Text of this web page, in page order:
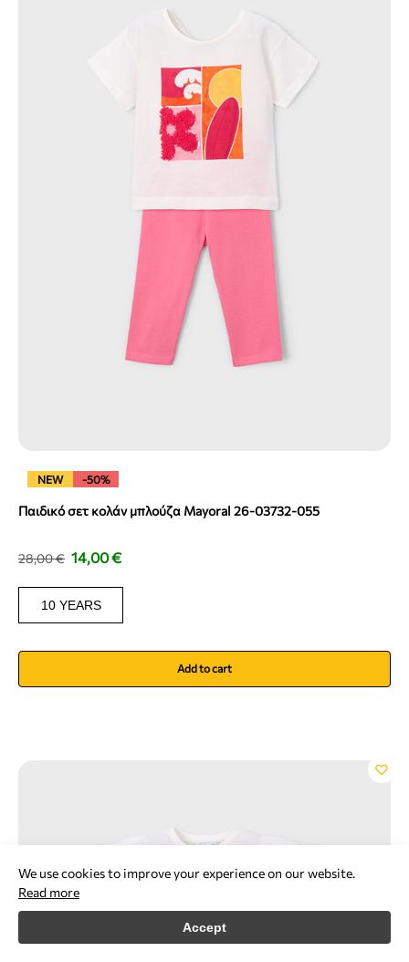
NEW -50%
Παιδικό σετ κολάν μπλούζα Mayoral 26-03732-055
28,00€ 14,00€
10 YEARS
Add to cart
We use cookies to improve your experience on our website.
Read more
Accept